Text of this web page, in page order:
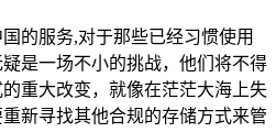
的服务,对于那些已经习惯使用
是一场不小的挑战，他们将不得
重大改变，就像在茫茫大海上失
新寻找其他合规的存储方式来管